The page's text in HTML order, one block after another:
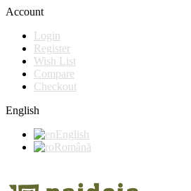
Account
Login
Register
Wish List
Compare
Checkout
English
English
Română